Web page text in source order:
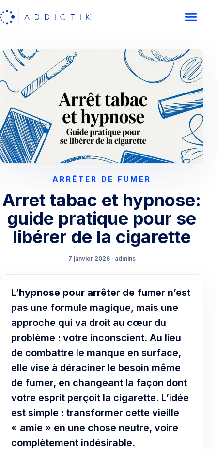
ARRÊTER DE FUMER
Arret tabac et hypnose:
guide pratique pour se
libérer de la cigarette
7 janvier 2026 · admins
L’hypnose pour arrêter de fumer n’est
pas une formule magique, mais une
approche qui va droit au cœur du
problème : votre inconscient. Au lieu
de combattre le manque en surface,
elle vise à déraciner le besoin même
de fumer, en changeant la façon dont
votre esprit perçoit la cigarette. L’idée
est simple : transformer cette vieille
« amie » en une chose neutre, voire
complètement indésirable.